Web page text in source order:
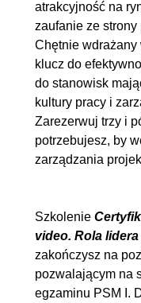
6. Rola Scrum
6.1. Obszary
Mastera
6.2. Estymowanie
7. Scrum w
7.1. Skalowanie,
8. Perspektywy
Mastera
8.1. Jak zacząć
atrakcyjność na
zaufanie ze
Chętnie wdrażany
klucz do
do stanowisk
kultury pracy i
Zarezerwuj trzy i
potrzebujesz, by
zarządzania
Szkolenie
video. Rola
zakończysz na
pozwalającym na
egzaminu PSM I.